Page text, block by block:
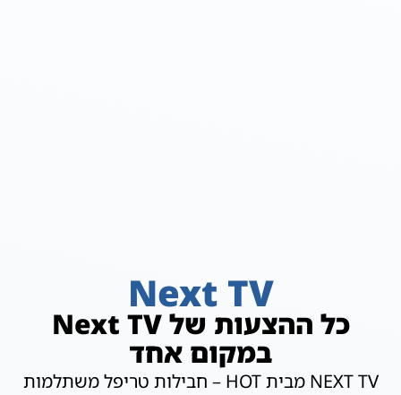
Next TV
כל ההצעות של Next TV
במקום אחד
NEXT TV מבית HOT – חבילות טריפל משתלמות